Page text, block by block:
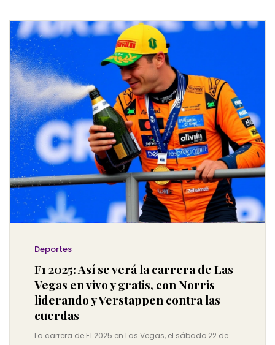
Deportes
F1 2025: Así se verá la carrera de Las
Vegas en vivo y gratis, con Norris
liderando y Verstappen contra las
cuerdas
La carrera de F1 2025 en Las Vegas, el sábado 22 de